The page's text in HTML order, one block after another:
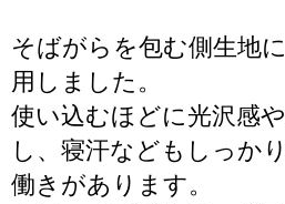
そばがらを包む側生地
用しました。
使い込むほどに光沢感
し、寝汗などもしっか
働きがあります。